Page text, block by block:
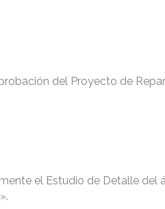
del Proyecto de
el Estudio de Detalle